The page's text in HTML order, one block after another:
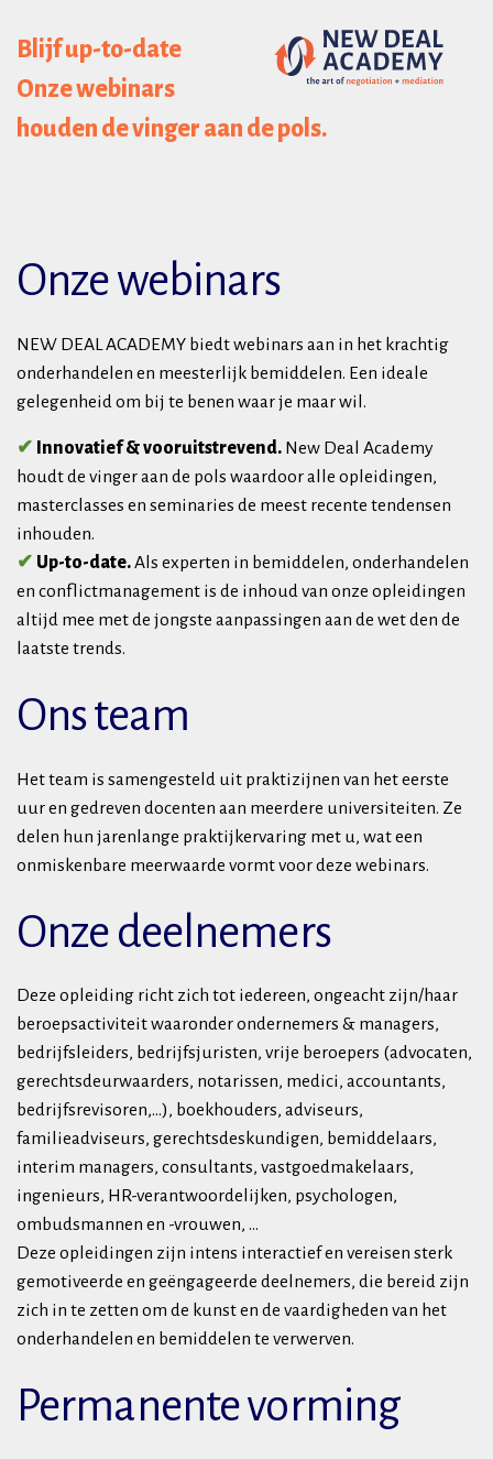
Blijf up-to-date
Onze webinars
houden de vinger aan de pols.
Onze webinars
NEW DEAL ACADEMY biedt webinars aan in het krachtig
onderhandelen en meesterlijk bemiddelen. Een ideale
gelegenheid om bij te benen waar je maar wil.
✔ Innovatief & vooruitstrevend. New Deal Academy
houdt de vinger aan de pols waardoor alle opleidingen,
masterclasses en seminaries de meest recente tendensen
inhouden.
✔ Up-to-date.Als experten in bemiddelen, onderhandelen
en conflictmanagement is de inhoud van onze opleidingen
altijd mee met de jongste aanpassingen aan de wet den de
laatste trends.
Ons team
Het team is samengesteld uit praktizijnen van het eerste
uur en gedreven docenten aan meerdere universiteiten. Ze
delen hun jarenlange praktijkervaring met u, wat een
onmiskenbare meerwaarde vormt voor deze webinars.
Onze deelnemers
Deze opleiding richt zich tot iedereen, ongeacht zijn/haar
beroepsactiviteit waaronder ondernemers & managers,
bedrijfsleiders, bedrijfsjuristen, vrije beroepers (advocaten,
gerechtsdeurwaarders, notarissen, medici, accountants,
bedrijfsrevisoren,...), boekhouders, adviseurs,
familieadviseurs, gerechtsdeskundigen, bemiddelaars,
interim managers, consultants, vastgoedmakelaars,
ingenieurs, HR-verantwoordelijken, psychologen,
ombudsmannen en -vrouwen, ...
Deze opleidingen zijn intens interactief en vereisen sterk
gemotiveerde en geëngageerde deelnemers, die bereid zijn
zich in te zetten om de kunst en de vaardigheden van het
onderhandelen en bemiddelen te verwerven.
Permanente vorming